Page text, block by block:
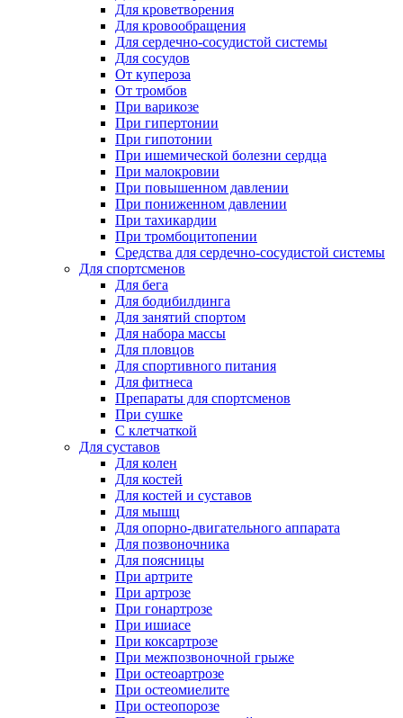
Для кроветворения
Для кровообращения
Для сердечно-сосудистой системы
Для сосудов
От купероза
От тромбов
При варикозе
При гипертонии
При гипотонии
При ишемической болезни сердца
При малокровии
При повышенном давлении
При пониженном давлении
При тахикардии
При тромбоцитопении
Средства для сердечно-сосудистой системы
Для спортсменов
Для бега
Для бодибилдинга
Для занятий спортом
Для набора массы
Для пловцов
Для спортивного питания
Для фитнеса
Препараты для спортсменов
При сушке
С клетчаткой
Для суставов
Для колен
Для костей
Для костей и суставов
Для мышц
Для опорно-двигательного аппарата
Для позвоночника
Для поясницы
При артрите
При артрозе
При гонартрозе
При ишиасе
При коксартрозе
При межпозвоночной грыже
При остеоартрозе
При остеомиелите
При остеопорозе